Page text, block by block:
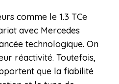
comme le 1.3 TCe
avec Mercedes
technologique. On
réactivité. Toutefois,
que la fiabilité